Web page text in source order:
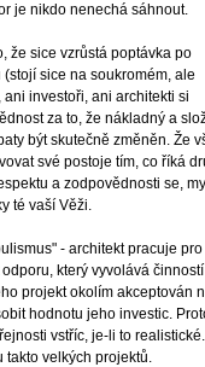
je nikdo nenechá sáhnout.
že sice vzrůstá poptávka po
sice na soukromém, ale
investoři, ani architekti si
za to, že nákladný a
být skutečně změněn. Že
své postoje tím, co říká
a zodpovědnosti se,
té vaší Věži.
- architekt pracuje pro
který vyvolává
projekt okolím akceptován
hodnotu jeho investic.
vstříc, je-li to
takto velkých projektů.